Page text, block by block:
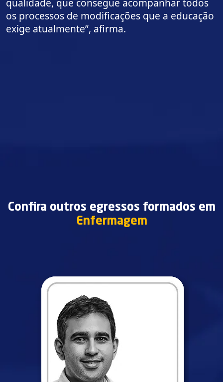
qualidade, que consegue acompanhar todos
os processos de modificações que a educação
exige atualmente”, afirma.
Confira outros egressos formados em
Enfermagem